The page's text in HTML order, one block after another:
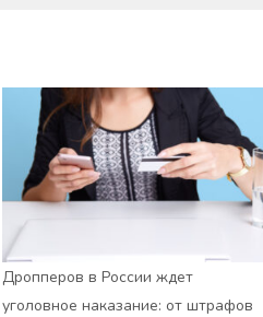
Дропперов в России ждет
уголовное наказание: от штрафов